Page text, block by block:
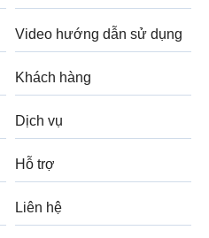
Video hướng dẫn sử dụng
Khách hàng
Dịch vụ
Hỗ trợ
Liên hệ